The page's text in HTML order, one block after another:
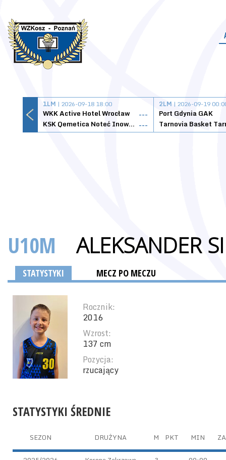
1LM | 2026-09-18 18:00
WKK Active Hotel Wrocław
---
KSK Qemetica Noteć Inowrocław ---
2LM | 2026-09-19
Port Gdynia GAK
U10M ALEKSANDER
STATYSTYKI MECZ PO MECZU
Rocznik:
2016
Wzrost:
137 cm
Pozycja:
rzucający
STATYSTYKI ŚREDNIE
SEZON DRUŻYNA M PKT MIN